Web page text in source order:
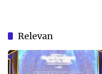
Relevan